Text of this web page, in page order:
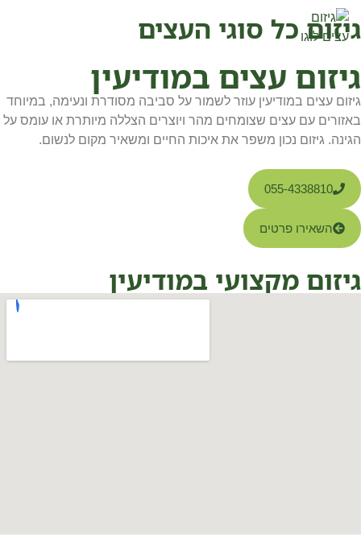
גיזום כל סוגי העצים
גיזום עצים במודיעין
גיזום עצים במודיעין עוזר לשמור על סביבה מסודרת ונעימה, במיוחד
באזורים עם עצים שצומחים מהר ויוצרים הצללה מיותרת או עומס על
הגינה. גיזום נכון משפר את איכות החיים ומשאיר מקום לנשום.
055-4338810
השאירו פרטים
גיזום מקצועי במודיעין